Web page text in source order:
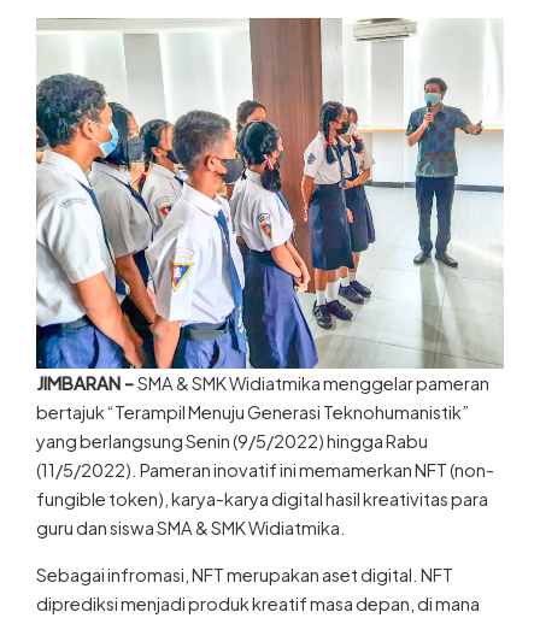
JIMBARAN –SMA & SMK Widiatmika menggelar pameran
bertajuk “Terampil Menuju Generasi Teknohumanistik”
yang berlangsung Senin (9/5/2022) hingga Rabu
(11/5/2022). Pameran inovatif ini memamerkan NFT (non-
fungible token), karya-karya digital hasil kreativitas para
guru dan siswa SMA & SMK Widiatmika.
Sebagai infromasi, NFT merupakan aset digital. NFT
diprediksi menjadi produk kreatif masa depan, di mana